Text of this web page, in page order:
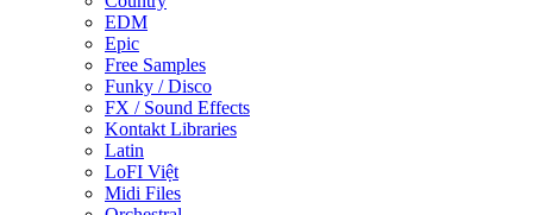
EDM
Epic
Free Samples
Funky / Disco
FX / Sound Effects
Kontakt Libraries
Latin
LoFI Việt
Midi Files